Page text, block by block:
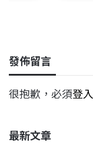
發佈留言
很抱歉，必須登入
最新文章